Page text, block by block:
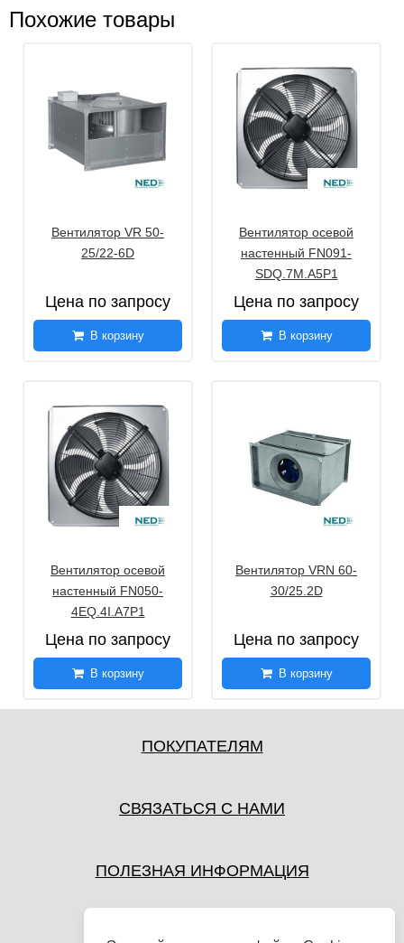
Похожие товары
Вентилятор VR 50-
25/22-6D
Цена по запросу
В корзину
Вентилятор осевой
настенный FN091-
SDQ.7M.A5P1
Цена по запросу
В корзину
Вентилятор осевой
настенный FN050-
4EQ.4I.A7P1
Цена по запросу
В корзину
Вентилятор VRN 60-
30/25.2D
Цена по запросу
В корзину
ПОКУПАТЕЛЯМ
СВЯЗАТЬСЯ С НАМИ
ПОЛЕЗНАЯ ИНФОРМАЦИЯ